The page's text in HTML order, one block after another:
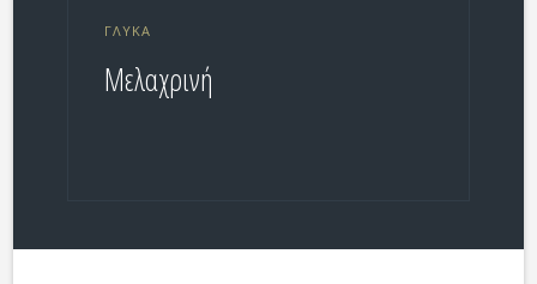
ΓΛΥΚΆ
Μελαχρινή